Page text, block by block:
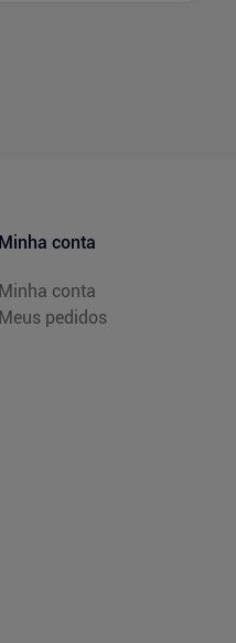
Minha conta
Minha conta
Meus pedidos